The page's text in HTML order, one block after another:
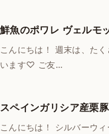
鮮魚のポワレ ヴェルモ
こんにちは！ 週末は、た
います♡ ご友…
スペインガリシア産栗
こんにちは！ シルバーウ